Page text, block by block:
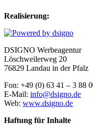
Realisierung:
DSIGNO Werbeagentur
Löschweilerweg 20
76829 Landau in der Pfalz
Fon: +49 (0) 63 41 – 3 88
E-Mail: info@dsigno.de
Web: www.dsigno.de
Haftung für Inhalte